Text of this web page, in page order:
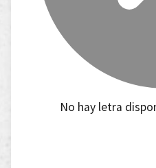
No hay letra